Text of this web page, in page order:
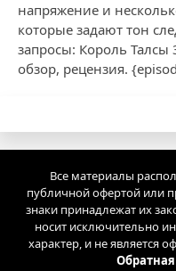
напряжение и
которые задают тон
запросы: Король Талсы
обзор, рецензия.
Все материалы
публичной офертой или
знаки принадлежат их
носит исключительно
характер, и не является